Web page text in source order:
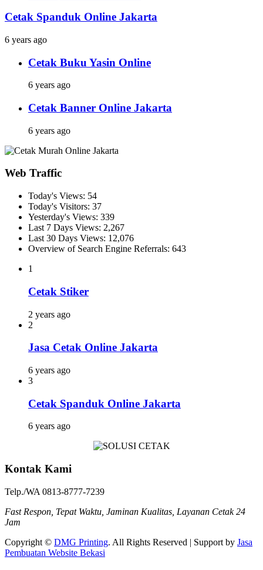
Cetak Spanduk Online Jakarta
6 years ago
Cetak Buku Yasin Online
6 years ago
Cetak Banner Online Jakarta
6 years ago
Web Traffic
Today's Views: 54
Today's Visitors: 37
Yesterday's Views: 339
Last 7 Days Views: 2,267
Last 30 Days Views: 12,076
Overview of Search Engine Referrals: 643
1
Cetak Stiker
2 years ago
2
Jasa Cetak Online Jakarta
6 years ago
3
Cetak Spanduk Online Jakarta
6 years ago
Kontak Kami
Telp./WA 0813-8777-7239
Fast Respon, Tepat Waktu, Jaminan Kualitas, Layanan Cetak 24
Jam
Copyright © DMG Printing. All Rights Reserved | Support by Jasa
Pembuatan Website Bekasi